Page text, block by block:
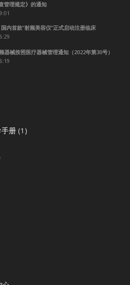
管理规定》的通知
内首款”射频美容仪”正式启动注册临床
械按照医疗器械管理通知（2022年第30号）
册(1)